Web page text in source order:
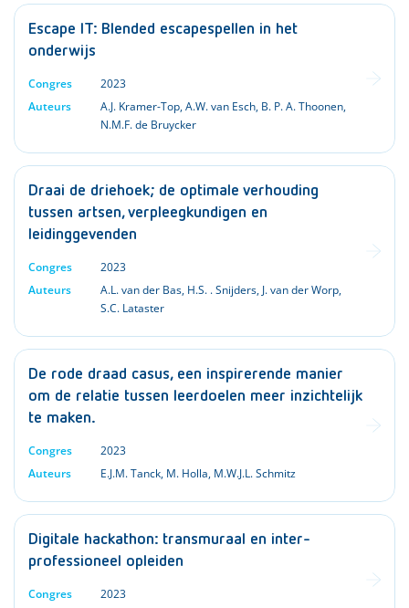
Escape IT: Blended escapespellen in het
onderwijs
Congres
2023
Auteurs
A.J. Kramer-Top,A.W. van Esch, B. P. A. Thoonen,
N.M.F. de Bruycker
Draai de driehoek; de optimale verhouding
tussen artsen, verpleegkundigen en
leidinggevenden
Congres
2023
Auteurs
A.L. van der Bas, H.S. . Snijders, J. van der Worp,
S.C. Lataster
De rode draad casus, een inspirerende manier
om de relatie tussen leerdoelen meer inzichtelijk
te maken.
Congres
2023
Auteurs
E.J.M. Tanck, M. Holla, M.W.J.L. Schmitz
Digitale hackathon: transmuraal en inter-
professioneel opleiden
Congres 2023